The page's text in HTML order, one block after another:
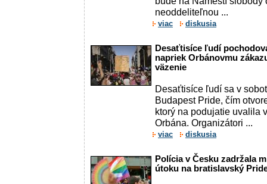
neoddeliteľnou ...
viac diskusia
Desaťtisíce ľudí
napriek Orbánovmu
väzenie
Desaťtisíce ľudí sa v
Budapest Pride, čím
ktorý na podujatie uvalila
Orbána. Organizátori ...
viac diskusia
Polícia v Česku zadržala
útoku na bratislavský